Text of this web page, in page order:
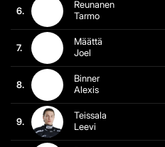
6.
Reunanen
Tarmo
7.
Määttä
Joel
8.
Binner
Alexis
9.
Teissala
Leevi